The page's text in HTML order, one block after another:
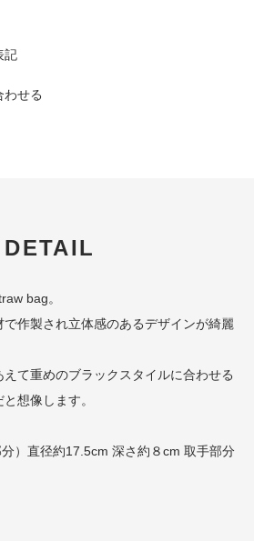
記
わせる
DETAIL
bag。
作製され立体感のあるデザインが綺麗
て重めのブラックスタイルに合わせる
想像します。
）直径約17.5cm 深さ約８cm 取手部分